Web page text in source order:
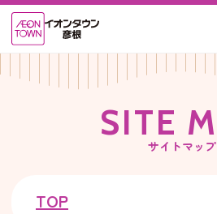
SITE M
サイトマップ
TOP